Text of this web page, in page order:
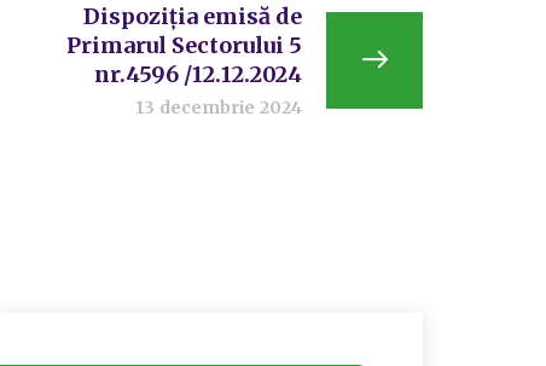
Dispoziția emisă de
Primarul Sectorului 5
nr.4596 /12.12.2024
13 decembrie 2024